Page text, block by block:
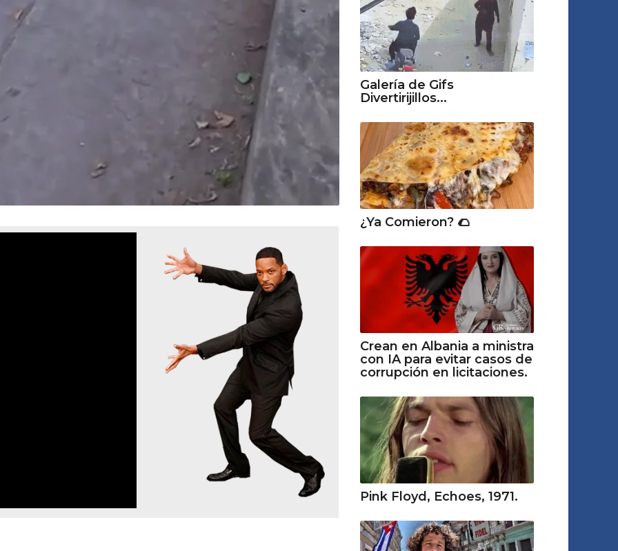
Galería de Gifs
Divertirijillos...
¿Ya Comieron? 🌮
Crean en Albania a ministra
con IA para evitar casos de
corrupción en licitaciones.
Pink Floyd, Echoes, 1971.